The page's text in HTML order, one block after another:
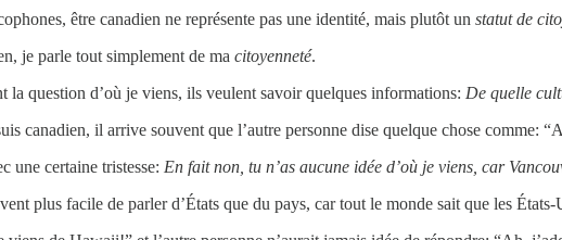
être canadien ne représente pas une identité, mais plutôt un statut de
je parle tout simplement de ma citoyenneté.
la question d’où je viens, ils veulent savoir quelques informations: De quelle
canadien, il arrive souvent que l’autre personne dise quelque chose comme:
une certaine tristesse: En fait non, tu n’as aucune idée d’où je viens, car
plus facile de parler d’États que du pays, car tout le monde sait que les